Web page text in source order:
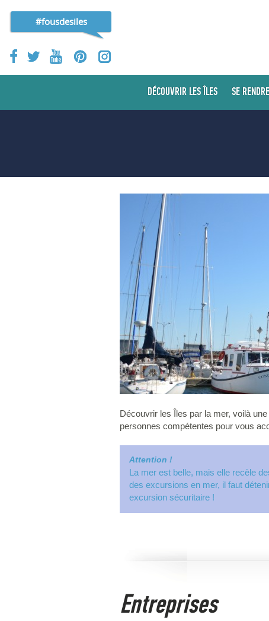
#fousdesiles
DÉCOUVRIR LES ÎLES SE
Découvrir les Îles par la mer, voilà
personnes compétentes pour vous
Attention !
La mer est belle, mais elle recèle
des excursions en mer, il faut
excursion sécuritaire !
Entreprises